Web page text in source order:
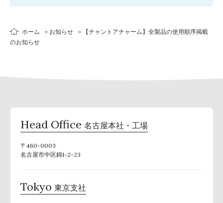
ホーム お知らせ
【チャントアチャーム】全製品の使用順序掲載
のお知らせ
Head Office 名古屋本社・工場
〒460-0003
名古屋市中区錦1-2-23
Tokyo 東京支社